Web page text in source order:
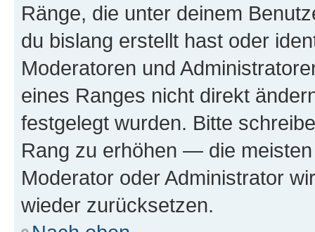
Ränge, die unter deinem
du bislang erstellt hast oder
Moderatoren und
eines Ranges nicht direkt
festgelegt wurden. Bitte
Rang zu erhöhen — die
Moderator oder Administrator
wieder zurücksetzen.